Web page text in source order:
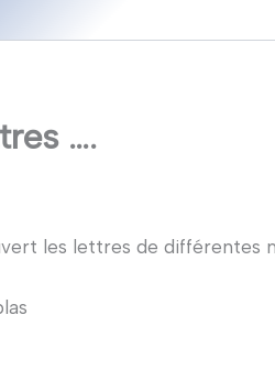
….
les lettres de différentes